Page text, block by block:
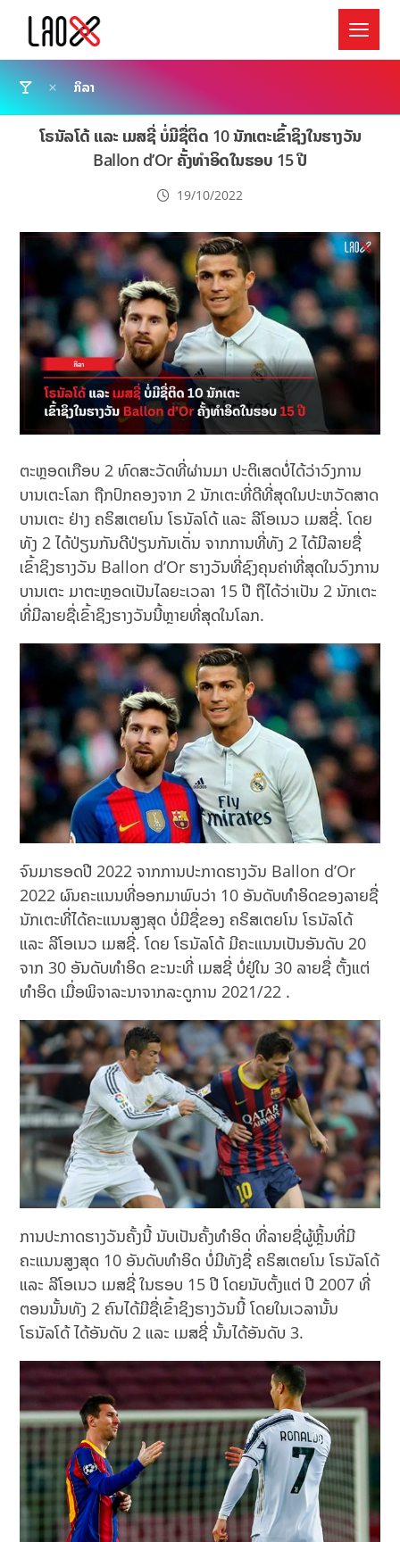
ກິລາ
ໂຣນັລໂດ້ ແລະ ເມສຊີ່ ບໍ່ມີຊື່ຕິດ 10 ນັກເຕະເຂົ້າຊິງໃນຮາງວັນ
Ballon d’Or ຄັ້ງທຳອິດໃນຮອບ 15 ປີ
19/10/2022
ຕະຫຼອດເກືອບ 2 ທົດສະວັດທີ່ຜ່ານມາ ປະຕິເສດບໍ່ໄດ້ວ່າວົງການ
ບານເຕະໂລກ ຖືກປົກຄອງຈາກ 2 ນັກເຕະທີ່ດີທີ່ສຸດໃນປະຫວັດສາດ
ບານເຕະ ຢ່າງ ຄຣິສເຕຍໂນ ໂຣນັລໂດ້ ແລະ ລີໂອເນວ ເມສຊີ່. ໂດຍ
ທັງ 2 ໄດ້ປ່ຽນກັນດີປ່ຽນກັນເດັ່ນ ຈາກການທີ່ທັງ 2 ໄດ້ມີລາຍຊື່
ເຂົ້າຊິງຮາງວັນ Ballon d’Or ຮາງວັນທີ່ຊົງຄຸນຄ່າທີ່ສຸດໃນວົງການ
ບານເຕະ ມາຕະຫຼອດເປັນໄລຍະເວລາ 15 ປີ ຖືໄດ້ວ່າເປັນ 2 ນັກເຕະ
ທີ່ມີລາຍຊື່ເຂົ້າຊິງຮາງວັນນີ້ຫຼາຍທີ່ສຸດໃນໂລກ.
ຈົນມາຮອດປີ 2022 ຈາກການປະກາດຮາງວັນ Ballon d’Or
2022 ຜົນຄະແນນທີ່ອອກມາພົບວ່າ 10 ອັນດັບທຳອິດຂອງລາຍຊື່
ນັກເຕະທີ່ໄດ້ຄະແນນສູງສຸດ ບໍ່ມີຊື່ຂອງ ຄຣິສເຕຍໂນ ໂຣນັລໂດ້
ແລະ ລີໂອເນວ ເມສຊີ່. ໂດຍ ໂຣນັລໂດ້ ມີຄະແນນເປັນອັນດັບ 20
ຈາກ 30 ອັນດັບທຳອິດ ຂະນະທີ່ ເມສຊີ່ ບໍ່ຢູ່ໃນ 30 ລາຍຊື່ ຕັ້ງແຕ່
ທຳອິດ ເມື່ອພິຈາລະນາຈາກລະດູການ 2021/22 .
ການປະກາດຮາງວັນຄັ້ງນີ້ ນັບເປັນຄັ້ງທຳອິດ ທີ່ລາຍຊື່ຜູ້ຫຼິ້ນທີ່ມີ
ຄະແນນສູງສຸດ 10 ອັນດັບທຳອິດ ບໍ່ມີທັງຊື່ ຄຣິສເຕຍໂນ ໂຣນັລໂດ້
ແລະ ລີໂອເນວ ເມສຊີ່ ໃນຮອບ 15 ປີ ໂດຍນັບຕັ້ງແຕ່ ປີ 2007 ທີ່
ຕອນນັ້ນທັງ 2 ຄົນໄດ້ມີຊື່ເຂົ້າຊິງຮາງວັນນີ້ ໂດຍໃນເວລານັ້ນ
ໂຣນັລໂດ້ ໄດ້ອັນດັບ 2 ແລະ ເມສຊີ່ ນັ້ນໄດ້ອັນດັບ 3.